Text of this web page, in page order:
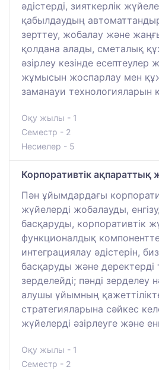
әдістерді, зияткерлік
қабылдаудың
зерттеу, жобалау және
қолдана алады, сметалық
әзірлеу кезінде есептеулер
жұмысын жоспарлау мен
заманауи технологияларын
Оқу жылы - 1
Семестр - 2
Несиелер - 5
Корпоративтік ақпараттық
Пән ұйымдардағы
жүйелерді жобалауды,
басқаруды, корпоративтік
функционалдық
интеграциялау әдістерін,
басқаруды және деректерді
зерделейді; пәнді зерделеу
алушы ұйымның
стратегияларына сәйкес
жүйелерді әзірлеуге және
Оқу жылы - 1
Семестр - 2